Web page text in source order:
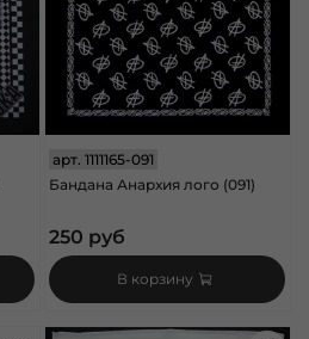
арт.1111165-091
Бандана Анархия лого (091)
250 руб
В корзину